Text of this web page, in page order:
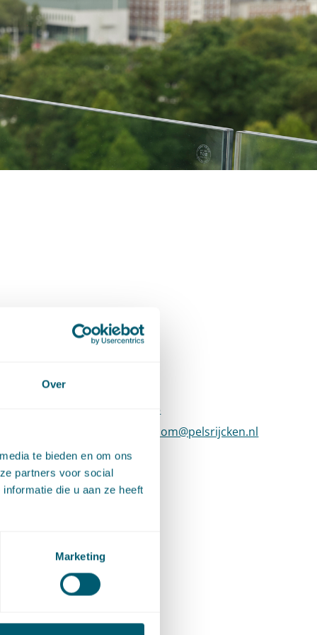
Over
te bieden en om ons
partners voor social
die u aan ze heeft
Marketing
zij
+31 70 515 3415
jantine.rozenboom@pelsrijcken.nl
LinkedInGa naar het LinkedIn profiel van